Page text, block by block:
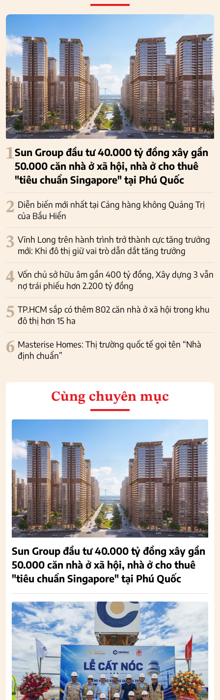
1Sun Group đầu tư 40.000 tỷ đồng xây gần
50.000 căn nhà ở xã hội, nhà ở cho thuê
"tiêu chuẩn Singapore" tại Phú Quốc
2 Diễn biến mới nhất tại Cảng hàng không Quảng Trị
của Bầu Hiển
3 Vĩnh Long trên hành trình trở thành cực tăng trưởng
mới: Khi đô thị giữ vai trò dẫn dắt tăng trưởng
4 Vốn chủ sở hữu âm gần 400 tỷ đồng, Xây dựng 3 vẫn
nợ trái phiếu hơn 2.200 tỷ đồng
5 TP.HCM sắp có thêm 802 căn nhà ở xã hội trong khu
đô thị hơn 15 ha
6 Masterise Homes: Thị trường quốc tế gọi tên “Nhà
định chuẩn”
Cùng chuyên mục
Sun Group đầu tư 40.000 tỷ đồng xây gần
50.000 căn nhà ở xã hội, nhà ở cho thuê
"tiêu chuẩn Singapore" tại Phú Quốc